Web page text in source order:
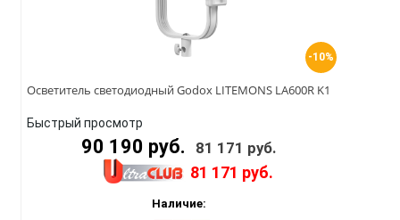
-10%
Осветитель светодиодный Godox LITEMONS LA600R K1
Быстрый просмотр
90 190 руб. 81 171 руб.
81 171 руб.
Наличие: